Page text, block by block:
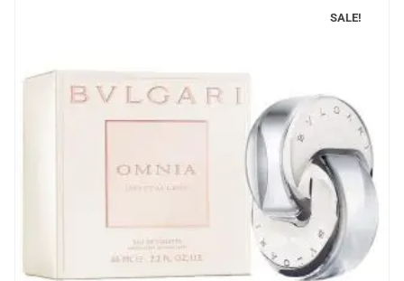
SALE!